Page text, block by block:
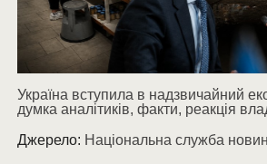
Україна вступила в надзвичайний
думка аналітиків, факти, реакція
Джерело: Національна служба новин